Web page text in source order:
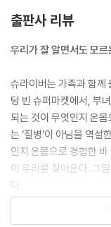
하지만 외로움은 질병이
--- p.83
가장 힘든 점은 바로 자
와 당연하다 생각했던
--- p.115
나는 나의 외로움과 그로
같았다. 그리고 내게 다
택한 독신생활을 오래
출판사 리뷰
우리가 잘 알면서도 모
슈라이버는 가족과 함께
텅 빈 슈퍼마켓에서, 부
되는 것이 무엇인지 온
는 ‘질병’이 아님을 역
인지 온몸으로 경험한
이 우리를 찾아온다. 그
다.
우리는 곧잘 외로움을 ‘